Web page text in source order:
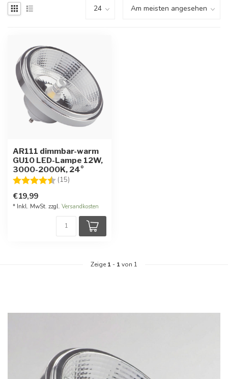
AR111 dimmbar-warm
GU10 LED-Lampe 12W,
3000-2000K, 24°
Bewertung:
(15)
€19,99
* Inkl. MwSt. zzgl. Versandkosten
Zeige 1 - 1von 1